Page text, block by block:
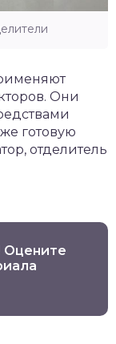
Они
готовую
отделитель
Оцените